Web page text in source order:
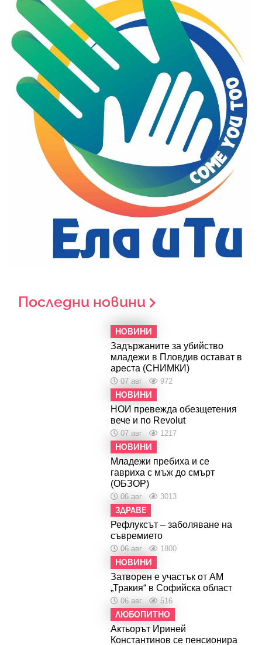
Последни новини
НОВИНИ
Задържаните за убийство
младежи в Пловдив остават в
ареста (СНИМКИ)
07 авг 972
НОВИНИ
НОИ превежда обезщетения
вече и по Revolut
07 авг 1217
НОВИНИ
Младежи пребиха и се
гавриха с мъж до смърт
(ОБЗОР)
06 авг 3013
ЗДРАВЕ
Рефлуксът – заболяване на
съвремието
06 авг 1800
НОВИНИ
Затворен е участък от АМ
„Тракия“ в Софийска област
06 авг 516
ЛЮБОПИТНО
Актьорът Ириней
Константинов се пенсионира